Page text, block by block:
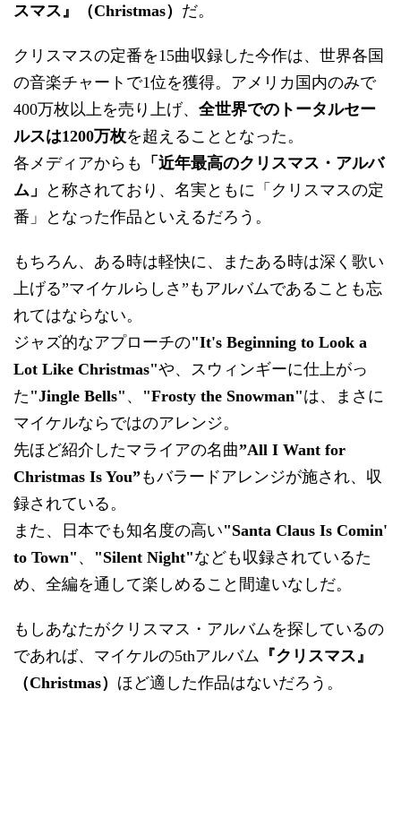
スマス』（Christmas） だ。
クリスマスの定番を15曲収録した今作は、世界各国
の音楽チャートで1位を獲得。アメリカ国内のみで
400万枚以上を売り上げ、 全世界でのトータルセー
ルスは1200万枚を超えることとなった。
各メディアからも 「近年最高のクリスマス・アルバ
ム」
と称されており、名実ともに「クリスマスの定
番」となった作品といえるだろう。
もちろん、ある時は軽快に、またある時は深く歌い
上げる”マイケルらしさ”もアルバムであることも忘
れてはならない。
ジャズ的なアプローチの"It's Beginning to Look a
Lot Like Christmas"や、スウィンギーに仕上がっ
た "Jingle Bells" 、 "Frosty the Snowman"は、まさに
マイケルならではのアレンジ。
先ほど紹介したマライアの名曲”All I Want for
Christmas Is You”もバラードアレンジが施され、収
録されている。
また、日本でも知名度の高い"Santa Claus Is Comin'
to Town" 、 "Silent Night"なども収録されているた
め、全編を通して楽しめること間違いなしだ。
もしあなたがクリスマス・アルバムを探しているの
であれば、マイケルの5thアルバム 『クリスマス』
（Christmas） ほど適した作品はないだろう。